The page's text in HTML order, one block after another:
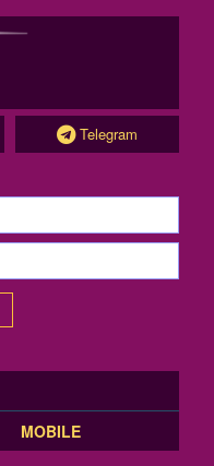
Telegram
MOBILE